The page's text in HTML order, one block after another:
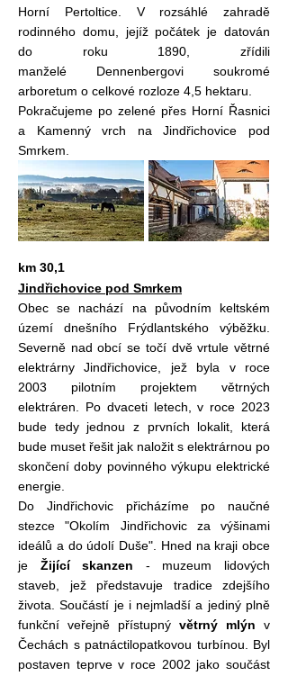
Horní Pertoltice. V rozsáhlé zahradě
rodinného domu, jejíž počátek je datován
do roku 1890, zřídili
manželé Dennenbergovi soukromé
arboretum o celkové rozloze 4,5 hektaru.
Pokračujeme po zelené přes Horní Řasnici
a Kamenný vrch na Jindřichovice pod
Smrkem.
km 30,1
Jindřichovice pod Smrkem
Obec se nachází na původním keltském
území dnešního Frýdlantského výběžku.
Severně nad obcí se točí dvě vrtule větrné
elektrárny Jindřichovice, jež byla v roce
2003 pilotním projektem větrných
elektráren. Po dvaceti letech, v roce 2023
bude tedy jednou z prvních lokalit, která
bude muset řešit jak naložit s elektrárnou po
skončení doby povinného výkupu elektrické
energie.
Do Jindřichovic přicházíme po naučné
stezce "Okolím Jindřichovic za výšinami
ideálů a do údolí Duše". Hned na kraji obce
je Žijící skanzen - muzeum lidových
staveb, jež představuje tradice zdejšího
života. Součástí je i nejmladší a jediný plně
funkční veřejně přístupný větrný mlýn v
Čechách s patnáctilopatkovou turbínou. Byl
postaven teprve v roce 2002 jako součást